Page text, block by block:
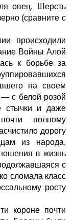
овец. Шерсть
(сравните с
происходили
Войны Алой
к борьбе за
на своем
— с белой розой
стычки и даже
полному
дорогу
из народа,
в жизнь
с
сломала класс
росту
короне почти